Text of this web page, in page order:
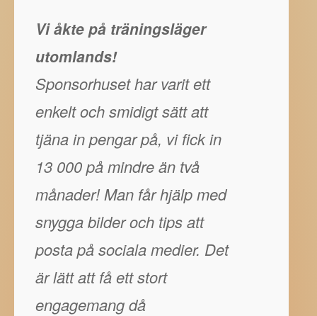
Vi åkte på träningsläger
utomlands!
Sponsorhuset har varit ett
enkelt och smidigt sätt att
tjäna in pengar på, vi fick in
13 000 på mindre än två
månader! Man får hjälp med
snygga bilder och tips att
posta på sociala medier. Det
är lätt att få ett stort
engagemang då